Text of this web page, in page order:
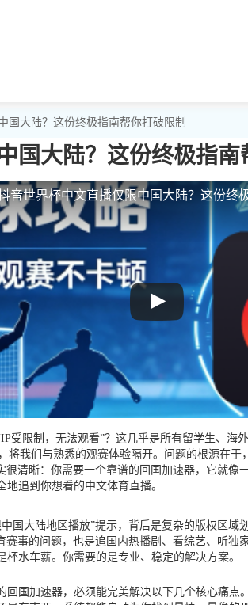
国大陆？这份终极指南帮你打破限制
国大陆？这份终极指南
音世界杯中文直播仅限中国大陆？这份终
受限制，无法观看”？这几乎是所有留学生、
我们与熟悉的观赛体验隔开。问题的根源在
清晰：你需要一个靠谱的回国加速器，它就
追到你想看的中文体育直播。
国大陆地区播放”提示，背后是复杂的版权区
事的问题，也是追国内热播剧、看综艺、听
水车薪。你需要的是专业、稳定的解决方案。
国加速器，必须能完美解决以下几个核心痛